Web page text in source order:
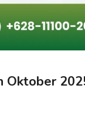
Oktober